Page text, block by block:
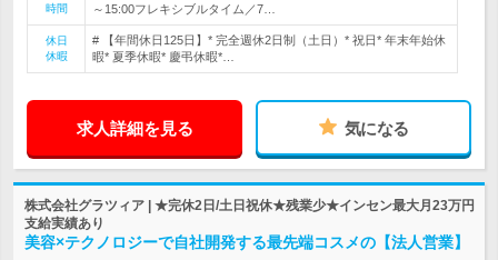
時間
～15:00フレキシブルタイム／7…
休日
休暇
# 【年間休日125日】* 完全週休2日制（土日）* 祝日* 年末年始休
暇* 夏季休暇* 慶弔休暇*…
求人詳細を見る 気になる
株式会社グラツィア | ★完休2日/土日祝休★残業少★インセン最大月23万円
支給実績あり
美容×テクノロジーで自社開発する最先端コスメの【法人営業】